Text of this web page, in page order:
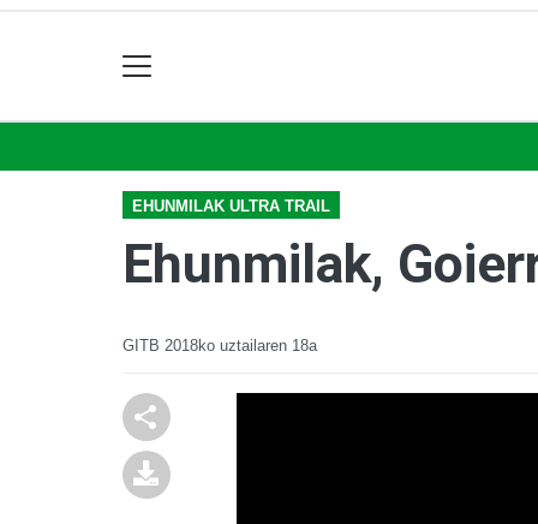
EHUNMILAK ULTRA TRAIL
Ehunmilak,
GITB 2018ko uztailaren 18a